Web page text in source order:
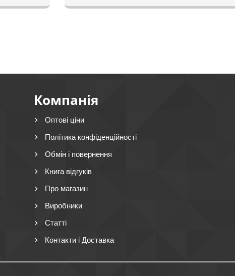
Компанія
Оптові ціни
Політика конфіденційності
Обмін і повернення
Книга відгуків
Про магазин
Виробники
Статті
Контакти і Доставка